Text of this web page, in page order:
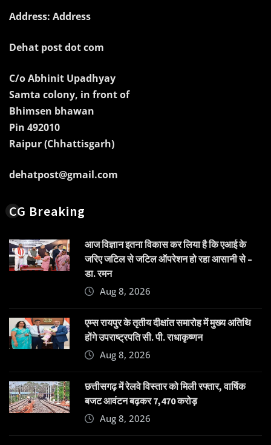
Address: Address
Dehat post dot com
C/o Abhinit Upadhyay
Samta colony, in front of
Bhimsen bhawan
Pin 492010
Raipur (Chhattisgarh)
dehatpost@gmail.com
CG Breaking
आज विज्ञान इतना विकास कर लिया है कि एआई के
जरिए जटिल से जटिल ऑपरेशन हो रहा आसानी से –
डा. रमन
Aug 8, 2026
एम्स रायपुर के तृतीय दीक्षांत समारोह में मुख्य अतिथि
होंगे उपराष्ट्रपति सी. पी. राधाकृष्णन
Aug 8, 2026
छत्तीसगढ़ में रेलवे विस्तार को मिली रफ्तार, वार्षिक
बजट आवंटन बढ़कर 7,470 करोड़
Aug 8, 2026